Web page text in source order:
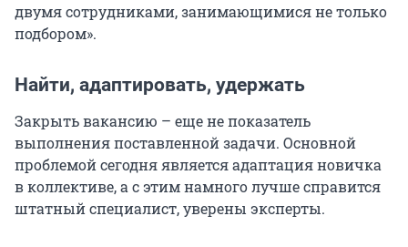
двумя сотрудниками, занимающимися не только
подбором».
Найти, адаптировать, удержать
Закрыть вакансию – еще не показатель
выполнения поставленной задачи. Основной
проблемой сегодня является адаптация новичка
в коллективе, а с этим намного лучше справится
штатный специалист, уверены эксперты.